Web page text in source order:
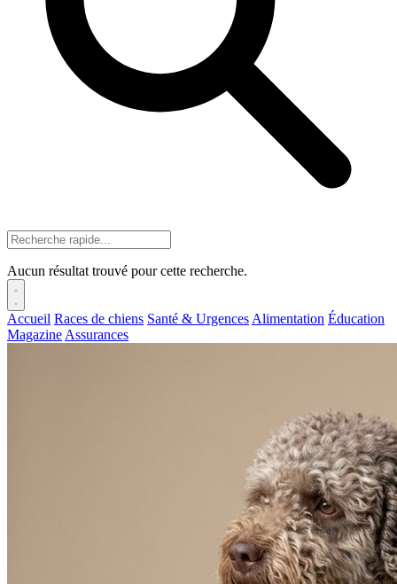
Aucun résultat trouvé pour cette recherche.
Accueil Races de chiens Santé & Urgences Alimentation Éducation
Magazine Assurances